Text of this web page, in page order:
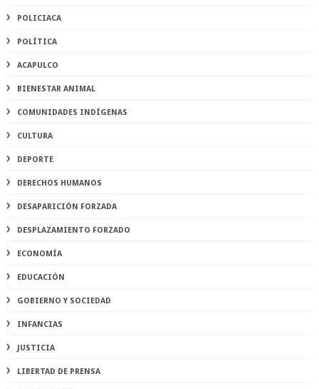
POLICIACA
POLÍTICA
ACAPULCO
BIENESTAR ANIMAL
COMUNIDADES INDÍGENAS
CULTURA
DEPORTE
DERECHOS HUMANOS
DESAPARICIÓN FORZADA
DESPLAZAMIENTO FORZADO
ECONOMÍA
EDUCACIÓN
GOBIERNO Y SOCIEDAD
INFANCIAS
JUSTICIA
LIBERTAD DE PRENSA